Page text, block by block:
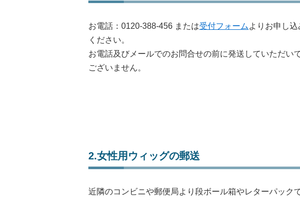
お電話： 0120-388-456 または受付フォーム よりお申し込
ください。
お電話及びメールでのお問合せの前に発送していただい
ございません。
2.女性用ウィッグの郵送
近隣のコンビニや郵便局より段ボール箱やレターパック